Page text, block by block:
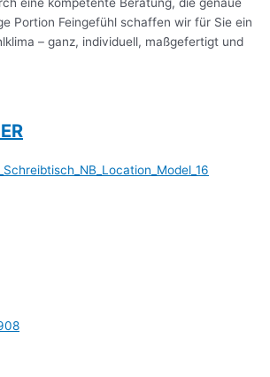
Portion Feingefühl schaffen wir für Sie ein
– ganz, individuell, maßgefertigt und